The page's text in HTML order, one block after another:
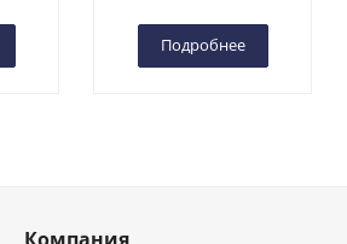
Подробнее